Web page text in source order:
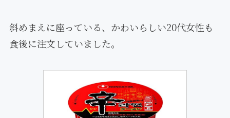
斜めまえに座っている、かわいらしい20代女性も
食後に注文していました。